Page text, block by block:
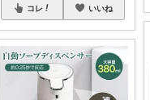
コレ いいね